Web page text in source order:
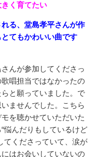
く育てたい
る、堂島孝平さんが作
てもかわいい曲です
んが参加してくださっ
唱担当ではなかったの
と願っていました。で
ませんでした。こちら
を聴かせていただいた
悩んだりもしているけど
てくださっていて、涙が
はお会いしていないの